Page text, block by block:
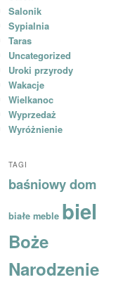
Salonik
Sypialnia
Taras
Uncategorized
Uroki przyrody
Wakacje
Wielkanoc
Wyprzedaż
Wyróżnienie
TAGI
baśniowy dom
białe meble biel
Boże
Narodzenie